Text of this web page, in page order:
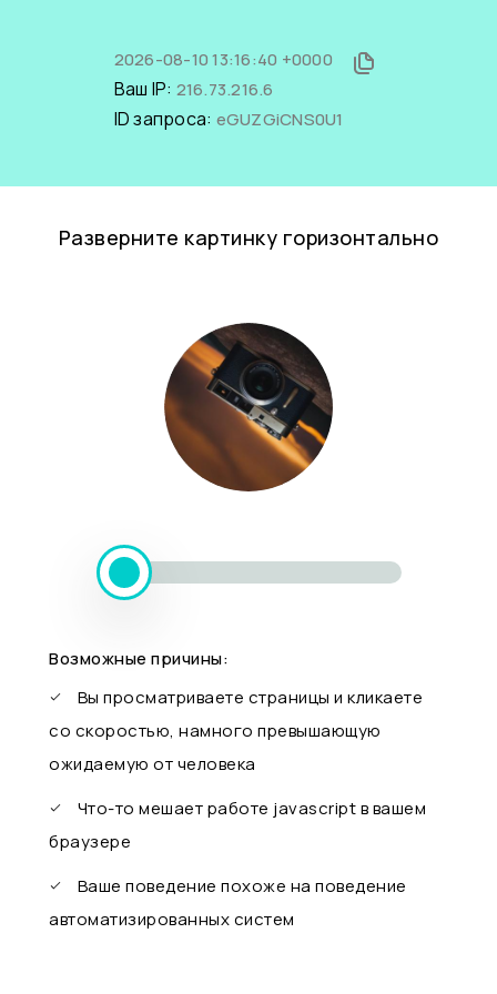
2026-08-10 13:16:40 +0000
Ваш IP: 216.73.216.6
ID запроса: eGUZGiCNS0U1
Разверните картинку горизонтально
Возможные причины:
Вы просматриваете страницы и кликаете
со скоростью, намного превышающую
ожидаемую от человека
Что-то мешает работе javascript в вашем
браузере
Ваше поведение похоже на поведение
автоматизированных систем